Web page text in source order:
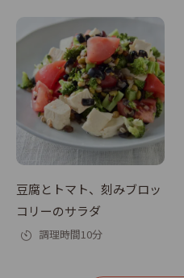
豆腐とトマト、刻みブロッ
コリーのサラダ
調理時間10分